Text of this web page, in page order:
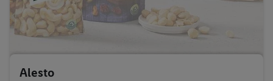
Alesto